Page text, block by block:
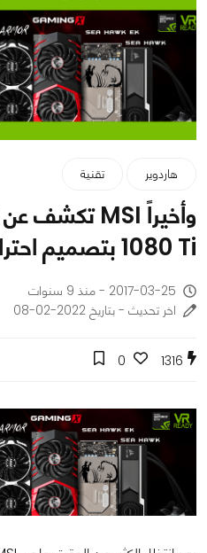
هاردوير تقنية
1080 Ti بتصميم احترافي..تعرف عليهم
2017-03-25 - منذ 9 سنوات
اخر تحديث - بتاريخ 2022-02-08
1316
0